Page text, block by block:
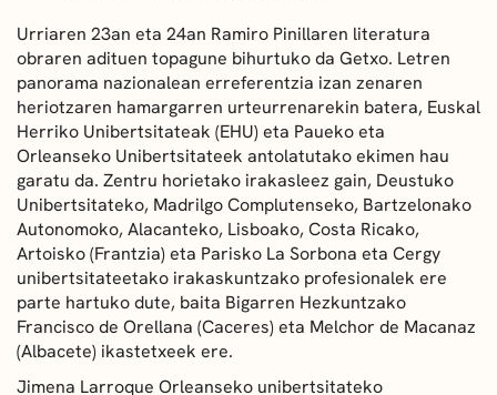
Urriaren 23an eta 24an Ramiro Pinillaren literatura
obraren adituen topagune bihurtuko da Getxo. Letren
panorama nazionalean erreferentzia izan zenaren
heriotzaren hamargarren urteurrenarekin batera, Euskal
Herriko Unibertsitateak (EHU) eta Paueko eta
Orleanseko Unibertsitateek antolatutako ekimen hau
garatu da. Zentru horietako irakasleez gain, Deustuko
Unibertsitateko, Madrilgo Complutenseko, Bartzelonako
Autonomoko, Alacanteko, Lisboako, Costa Ricako,
Artoisko (Frantzia) eta Parisko La Sorbona eta Cergy
unibertsitateetako irakaskuntzako profesionalek ere
parte hartuko dute, baita Bigarren Hezkuntzako
Francisco de Orellana (Caceres) eta Melchor de Macanaz
(Albacete) ikastetxeek ere.
Jimena Larroque Orleanseko unibertsitateko